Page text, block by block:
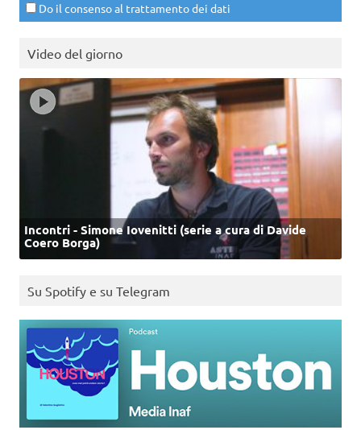
Do il consenso al trattamento dei dati
Video del giorno
Incontri - Simone Iovenitti (serie a cura di Davide
Coero Borga)
Su Spotify e su Telegram